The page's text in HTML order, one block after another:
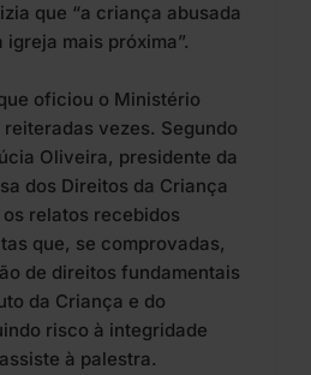
que “a criança abusada
mais próxima”.
oficiou o Ministério
vezes. Segundo
Oliveira, presidente da
dos Direitos da Criança
relatos recebidos
que, se comprovadas,
de direitos fundamentais
da Criança e do
risco à integridade
à palestra.